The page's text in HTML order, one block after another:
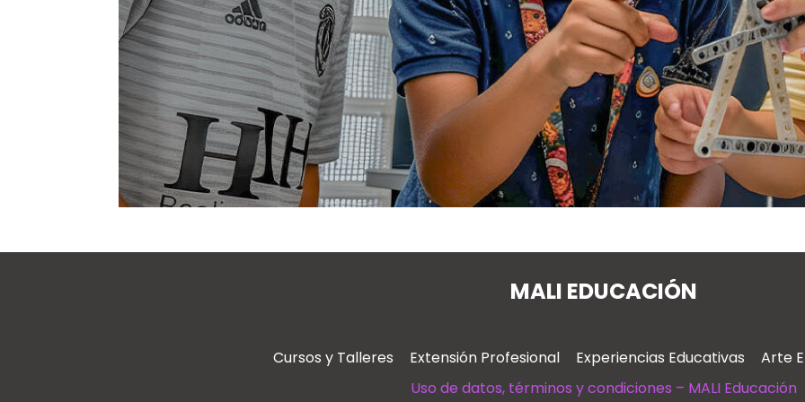
MALI EDUCACIÓN
Cursos y Talleres Extensión Profesional Experiencias Educativas Arte
Uso de datos, términos y condiciones – MALI Educación